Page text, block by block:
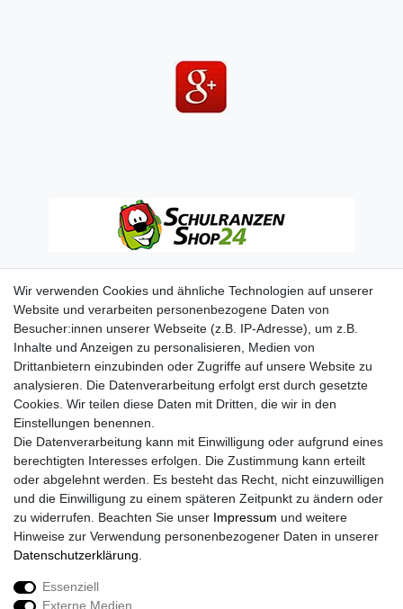
Wir verwenden Cookies und ähnliche Technologien auf unserer
Website und verarbeiten personenbezogene Daten von
Besucher:innen unserer Webseite (z.B. IP-Adresse), um z.B.
Inhalte und Anzeigen zu personalisieren, Medien von
Drittanbietern einzubinden oder Zugriffe auf unsere Website zu
analysieren. Die Datenverarbeitung erfolgt erst durch gesetzte
Cookies. Wir teilen diese Daten mit Dritten, die wir in den
Einstellungen benennen.
Die Datenverarbeitung kann mit Einwilligung oder aufgrund eines
berechtigten Interesses erfolgen. Die Zustimmung kann erteilt
oder abgelehnt werden. Es besteht das Recht, nicht einzuwilligen
und die Einwilligung zu einem späteren Zeitpunkt zu ändern oder
zu widerrufen. Beachten Sie unser Impressum und weitere
Hinweise zur Verwendung personenbezogener Daten in unserer
Daten­schutz­erklärung
Essenziell
Externe Medien